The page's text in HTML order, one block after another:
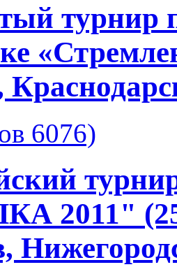
турнир
6076)
2011" (25-